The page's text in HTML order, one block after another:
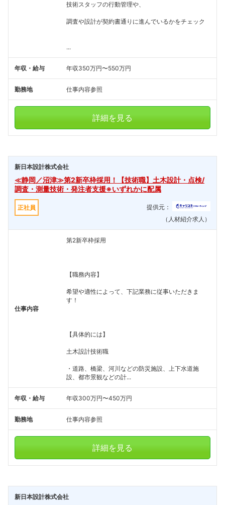
技術スタッフの行動管理や、
調査や設計が契約書通りに進んでいるかをチェック
...
年収・給与 年収350万円〜550万円
勤務地 仕事内容参照
詳細を見る
新日本設計株式会社
≪静岡／沼津≫第2新卒枠採用！【技術職】土木設計・点検/
調査・測量技術・発注者支援※いずれかに配属
正社員
提供元：
（人材紹介求人）
仕事内容
第2新卒枠採用
【職務内容】
希望や適性によって、下記業務に従事いただきま
す！
【具体的には】
土木設計技術職
・道路、橋梁、河川などの防災施設、上下水道施
設、都市景観などの計...
年収・給与 年収300万円〜450万円
勤務地 仕事内容参照
詳細を見る
新日本設計株式会社